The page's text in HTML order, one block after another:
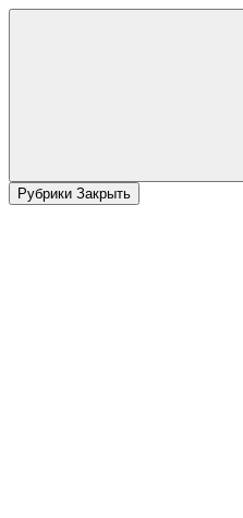
Рубрики Закрыть